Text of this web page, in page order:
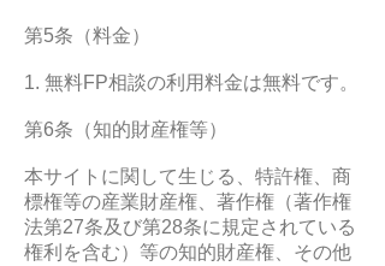
第5条（料金）
1. 無料FP相談の利用料金は無料です。
第6条（知的財産権等）
本サイトに関して生じる、特許権、商
標権等の産業財産権、著作権（著作権
法第27条及び第28条に規定されている
権利を含む）等の知的財産権、その他